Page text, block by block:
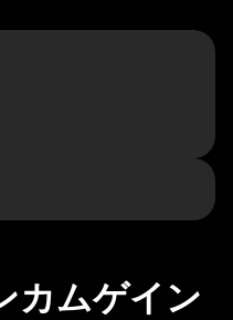
カムゲイン